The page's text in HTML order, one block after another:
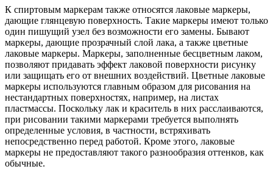
К спиртовым маркерам также относятся лаковые маркеры,
дающие глянцевую поверхность. Такие маркеры имеют только
один пишущий узел без возможности его замены. Бывают
маркеры, дающие прозрачный слой лака, а также цветные
лаковые маркеры. Маркеры, заполненные бесцветным лаком,
позволяют придавать эффект лаковой поверхности рисунку
или защищать его от внешних воздействий. Цветные лаковые
маркеры используются главным образом для рисования на
нестандартных поверхностях, например, на листах
пластмассы. Поскольку лак и краситель в них расслаиваются,
при рисовании такими маркерами требуется выполнять
определенные условия, в частности, встряхивать
непосредственно перед работой. Кроме этого, лаковые
маркеры не предоставляют такого разнообразия оттенков, как
обычные.